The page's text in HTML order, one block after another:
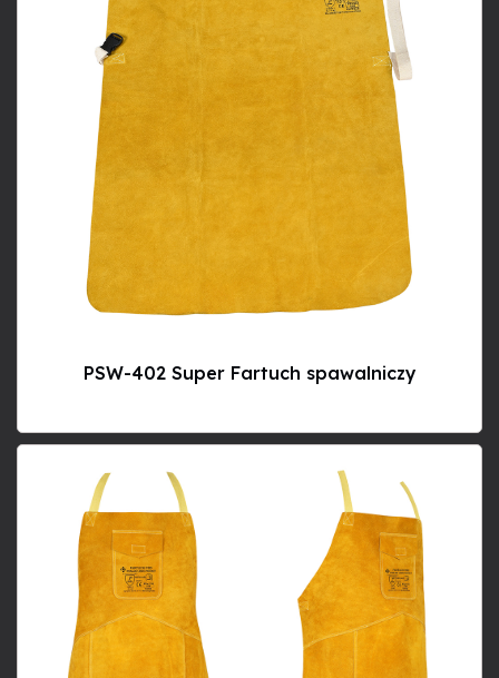
PSW-402 Super Fartuch spawalniczy